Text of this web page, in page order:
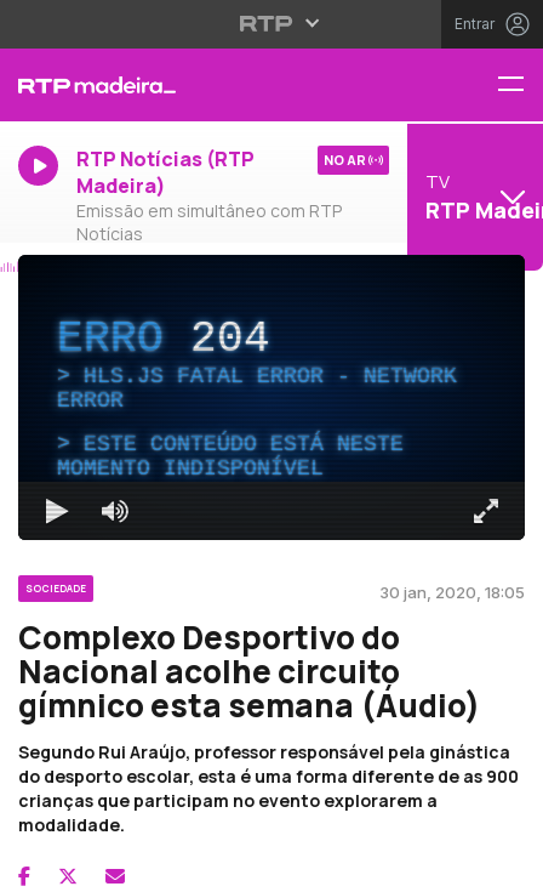
Entrar
RTP Notícias (RTP
Madeira)
Emissão em simultâneo com RTP
Notícias
NO AR
TV
RTP
ERRO204
HLS.JS FATAL ERROR - NETWORK
ERROR
ESTE CONTEÚDO ESTÁ NESTE
MOMENTO INDISPONÍVEL
SOCIEDADE 30 jan, 2020, 18:05
Complexo Desportivo do
Nacional acolhe circuito
gímnico esta semana (Áudio)
Segundo Rui Araújo, professor responsável pela ginástica
do desporto escolar, esta é uma forma diferente de as 900
crianças que participam no evento explorarem a
modalidade.